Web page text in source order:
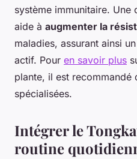
système immunitaire. Une
aide à augmenter la
maladies, assurant ainsi
actif. Pour en savoir plus
plante, il est recommandé
spécialisées.
Intégrer le
routine